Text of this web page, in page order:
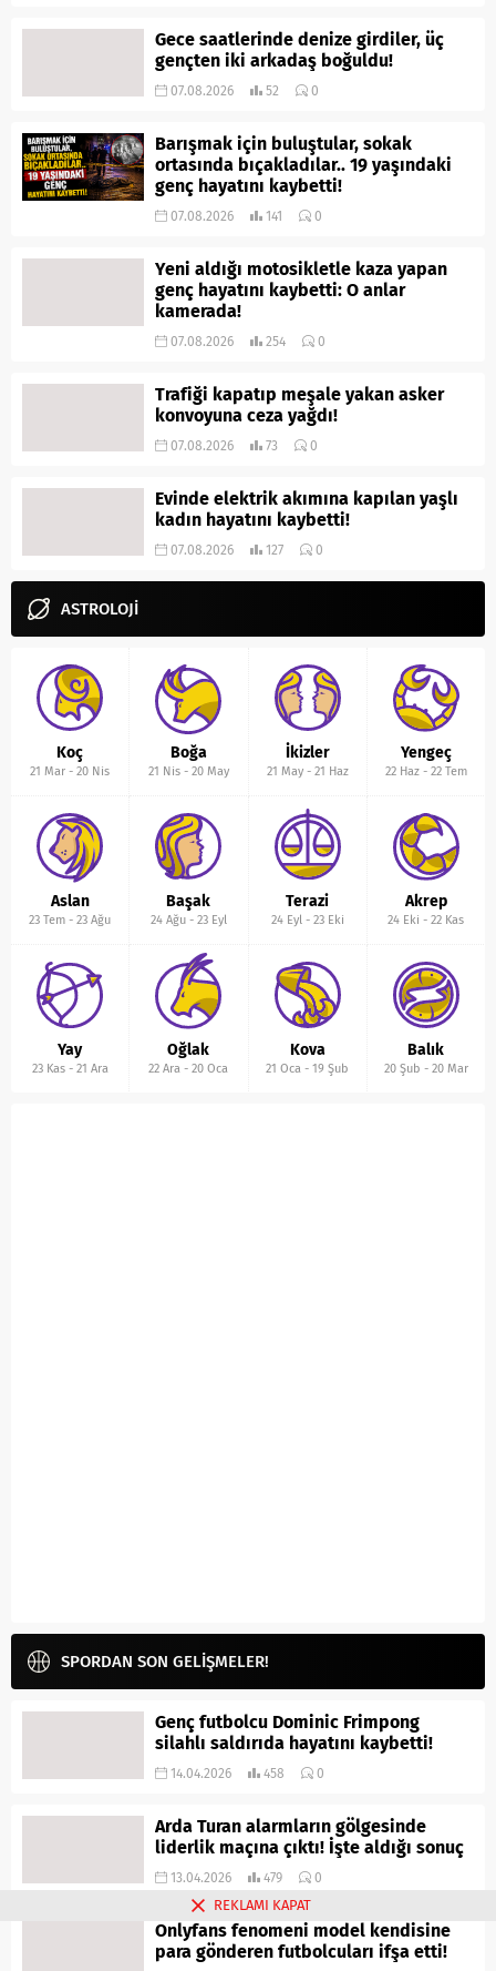
Gece saatlerinde denize girdiler, üç
gençten iki arkadaş boğuldu!
07.08.2026 52 0
Barışmak için buluştular, sokak
ortasında bıçakladılar.. 19 yaşındaki
genç hayatını kaybetti!
07.08.2026 141 0
Yeni aldığı motosikletle kaza yapan
genç hayatını kaybetti: O anlar
kamerada!
07.08.2026 254 0
Trafiği kapatıp meşale yakan asker
konvoyuna ceza yağdı!
07.08.2026 73 0
Evinde elektrik akımına kapılan yaşlı
kadın hayatını kaybetti!
07.08.2026 127 0
ASTROLOJİ
Koç
21 Mar -20 Nis
Boğa
21 Nis- 20 May
İkizler
21 May- 21 Haz
Yengeç
22 Haz- 22 Tem
Aslan
23 Tem -23 Ağu
Başak
24 Ağu- 23 Eyl
Terazi
24 Eyl- 23 Eki
Akrep
24 Eki -22 Kas
Yay
23 Kas- 21 Ara
Oğlak
22 Ara -20 Oca
Kova
21 Oca -19 Şub
Balık
20 Şub - 20 Mar
SPORDAN SON GELİŞMELER!
Genç futbolcu Dominic Frimpong
silahlı saldırıda hayatını kaybetti!
14.04.2026 458 0
Arda Turan alarmların gölgesinde
liderlik maçına çıktı! İşte aldığı sonuç
13.04.2026 479 0
Onlyfans fenomeni model kendisine
para gönderen futbolcuları ifşa etti!
REKLAMI KAPAT